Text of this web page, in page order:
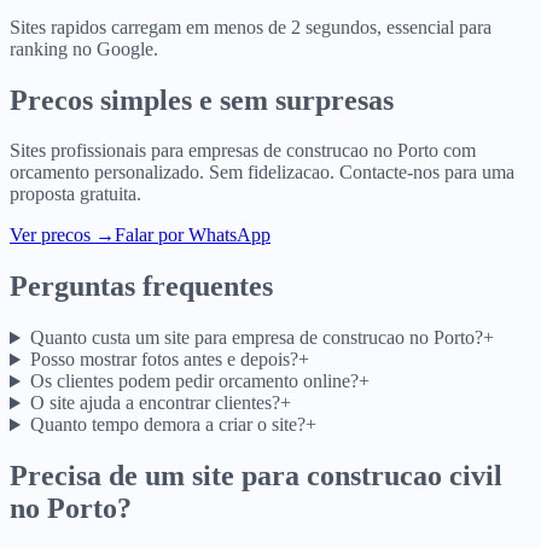
Sites rapidos carregam em menos de 2 segundos, essencial para
ranking no Google.
Precos simples e sem surpresas
Sites profissionais para empresas de construcao no Porto com
orcamento personalizado. Sem fidelizacao. Contacte-nos para uma
proposta gratuita.
Ver precos →Falar por WhatsApp
Perguntas frequentes
Quanto custa um site para empresa de construcao no Porto?+
Posso mostrar fotos antes e depois?+
Os clientes podem pedir orcamento online?+
O site ajuda a encontrar clientes?+
Quanto tempo demora a criar o site?+
Precisa de um site para construcao civil
no Porto?